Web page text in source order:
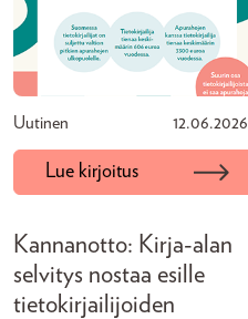
Uutinen 12.06.2026
Lue kirjoitus
Kannanotto: Kirja-alan
selvitys nostaa esille
tietokirjailijoiden